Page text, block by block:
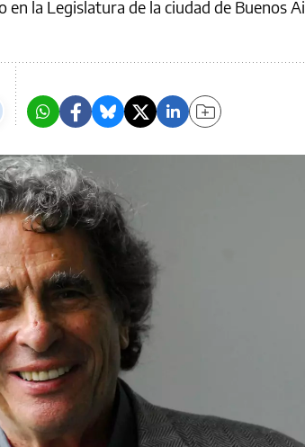
la Legislatura de la ciudad de Buenos